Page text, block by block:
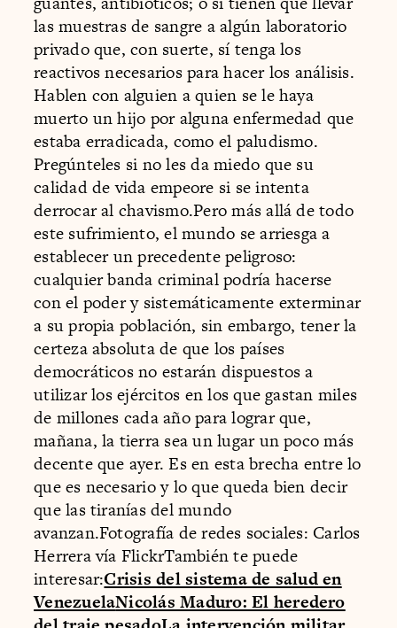
las muestras de sangre a algún laboratorio
privado que, con suerte, sí tenga los
reactivos necesarios para hacer los análisis.
Hablen con alguien a quien se le haya
muerto un hijo por alguna enfermedad que
estaba erradicada, como el paludismo.
Pregúnteles si no les da miedo que su
calidad de vida empeore si se intenta
derrocar al chavismo.Pero más allá de todo
este sufrimiento, el mundo se arriesga a
establecer un precedente peligroso:
cualquier banda criminal podría hacerse
con el poder y sistemáticamente exterminar
a su propia población, sin embargo, tener la
certeza absoluta de que los países
democráticos no estarán dispuestos a
utilizar los ejércitos en los que gastan miles
de millones cada año para lograr que,
mañana, la tierra sea un lugar un poco más
decente que ayer. Es en esta brecha entre lo
que es necesario y lo que queda bien decir
que las tiranías del mundo
avanzan.Fotografía de redes sociales: Carlos
Herrera vía FlickrTambién te puede
interesar:Crisis del sistema de salud en
VenezuelaNicolás Maduro: El heredero